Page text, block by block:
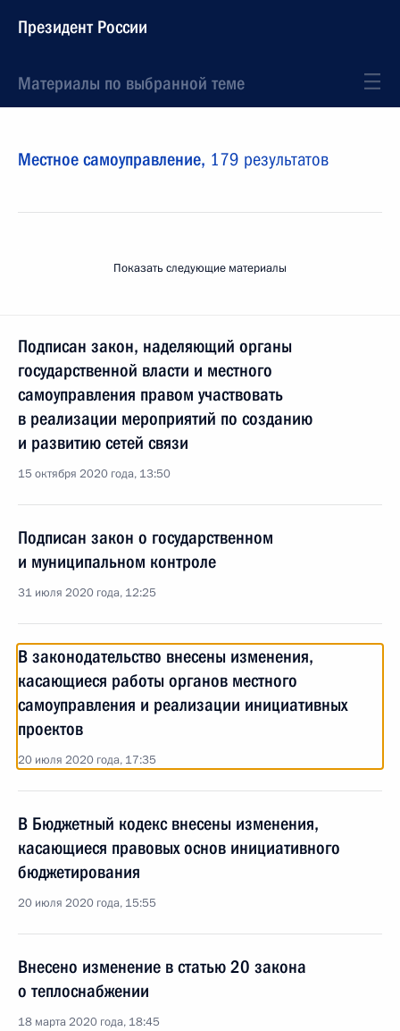
Президент России
Материалы по выбранной теме
Местное самоуправление, 179 результатов
Показать следующие материалы
Подписан закон, наделяющий органы
государственной власти и местного
самоуправления правом участвовать
в реализации мероприятий по созданию
и развитию сетей связи
15 октября 2020 года, 13:50
Подписан закон о государственном
и муниципальном контроле
31 июля 2020 года, 12:25
В законодательство внесены изменения,
касающиеся работы органов местного
самоуправления и реализации инициативных
проектов
20 июля 2020 года, 17:35
В Бюджетный кодекс внесены изменения,
касающиеся правовых основ инициативного
бюджетирования
20 июля 2020 года, 15:55
Внесено изменение в статью 20 закона
о теплоснабжении
18 марта 2020 года, 18:45